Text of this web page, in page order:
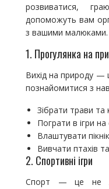
розвиватися,
допоможуть вам
з вашими малюками.
1. Прогулянка на
Вихід на природу —
познайомитися з
Зібрати трави та
Пограти в ігри на
Влаштувати
Вивчати птахів
2. Спортивні ігри
Спорт — це не